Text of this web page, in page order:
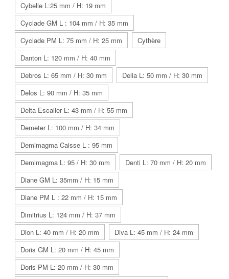
Cybelle L:25 mm / H: 19 mm
Cyclade GM L : 104 mm / H: 35 mm
Cyclade PM L: 75 mm / H: 25 mm
Cythère
Danton L: 120 mm / H: 40 mm
Debros L: 65 mm / H: 30 mm
Delia L: 50 mm / H: 30 mm
Delos L: 90 mm / H: 35 mm
Delta Escalier L: 43 mm / H: 55 mm
Demeter L: 100 mm / H: 34 mm
Demimagma Caisse L : 95 mm
Demimagma L: 95 / H: 30 mm
Denti L: 70 mm / H: 20 mm
Diane GM L: 35mm / H: 15 mm
Diane PM L : 22 mm / H: 15 mm
Dimitrius L: 124 mm / H: 37 mm
Dion L: 40 mm / H: 20 mm
Diva L: 45 mm / H: 24 mm
Doris GM L: 20 mm / H: 45 mm
Doris PM L: 20 mm / H: 30 mm